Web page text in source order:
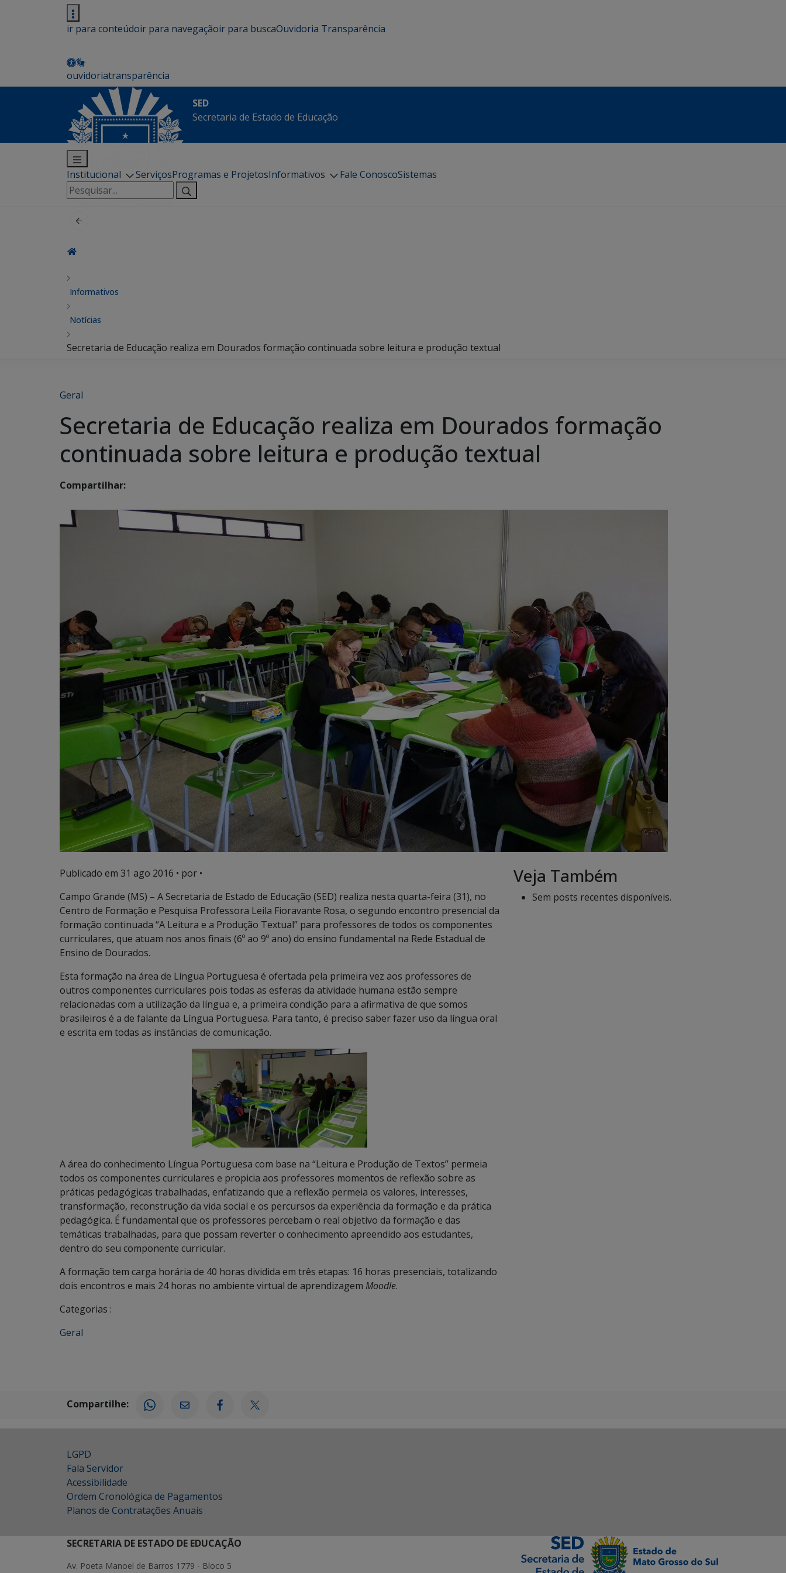
ir para conteúdoir para navegaçãoir para buscaOuvidoria Transparência
ouvidoriatransparência
SED
Secretaria de Estado de Educação
Institucional ServiçosProgramas e ProjetosInformativos Fale ConoscoSistemas
Pesquisar
por:
Informativos
Notícias
Secretaria de Educação realiza em Dourados formação continuada sobre leitura e produção textual
Geral
Secretaria de Educação realiza em Dourados formação
continuada sobre leitura e produção textual
Compartilhar:
Publicado em 31 ago 2016 • por •
Campo Grande (MS) – A Secretaria de Estado de Educação (SED) realiza nesta quarta-feira (31), no
Centro de Formação e Pesquisa Professora Leila Fioravante Rosa, o segundo encontro presencial da
formação continuada “A Leitura e a Produção Textual” para professores de todos os componentes
curriculares, que atuam nos anos finais (6º ao 9º ano) do ensino fundamental na Rede Estadual de
Ensino de Dourados.
Esta formação na área de Língua Portuguesa é ofertada pela primeira vez aos professores de
outros componentes curriculares pois todas as esferas da atividade humana estão sempre
relacionadas com a utilização da língua e, a primeira condição para a afirmativa de que somos
brasileiros é a de falante da Língua Portuguesa. Para tanto, é preciso saber fazer uso da língua oral
e escrita em todas as instâncias de comunicação.
A área do conhecimento Língua Portuguesa com base na “Leitura e Produção de Textos” permeia
todos os componentes curriculares e propicia aos professores momentos de reflexão sobre as
práticas pedagógicas trabalhadas, enfatizando que a reflexão permeia os valores, interesses,
transformação, reconstrução da vida social e os percursos da experiência da formação e da prática
pedagógica. É fundamental que os professores percebam o real objetivo da formação e das
temáticas trabalhadas, para que possam reverter o conhecimento apreendido aos estudantes,
dentro do seu componente curricular.
A formação tem carga horária de 40 horas dividida em três etapas: 16 horas presenciais, totalizando
dois encontros e mais 24 horas no ambiente virtual de aprendizagem Moodle.
Categorias :
Geral
Veja Também
Sem posts recentes disponíveis.
Compartilhe:
LGPD
Fala Servidor
Acessibilidade
Ordem Cronológica de Pagamentos
Planos de Contratações Anuais
SECRETARIA DE ESTADO DE EDUCAÇÃO
Av. Poeta Manoel de Barros 1779 - Bloco 5